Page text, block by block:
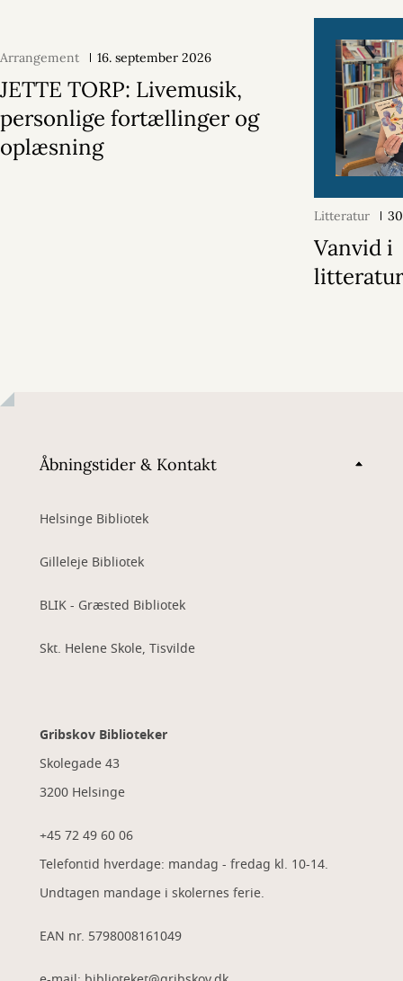
Arrangement 16. september 2026
JETTE TORP: Livemusik,
personlige fortællinger og
oplæsning
Litteratur
Vanvid i
Åbningstider & Kontakt
Helsinge Bibliotek
Gilleleje Bibliotek
BLIK - Græsted Bibliotek
Skt. Helene Skole, Tisvilde
Gribskov Biblioteker
Skolegade 43
3200 Helsinge
+45 72 49 60 06
Telefontid hverdage: mandag - fredag kl. 10-14.
Undtagen mandage i skolernes ferie.
EAN nr. 5798008161049